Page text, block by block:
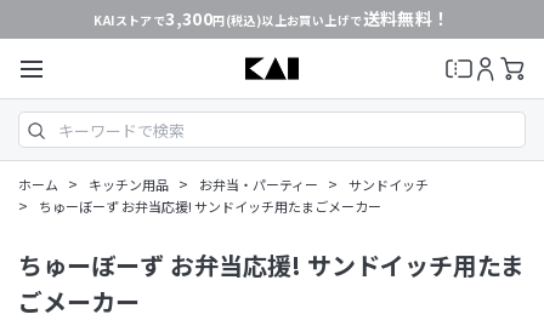
KAIストアで3,300円(税込)以上お買い上げで送料無料！
ホーム > キッチン用品 > お弁当・パーティー > サンドイッチ
> ちゅーぼーず お弁当応援! サンドイッチ用たまごメーカー
ちゅーぼーず お弁当応援! サンドイッチ用たま
ごメーカー